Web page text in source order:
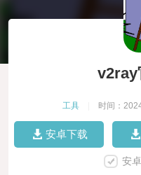
v2ray
工具 时间：
安卓下载
安